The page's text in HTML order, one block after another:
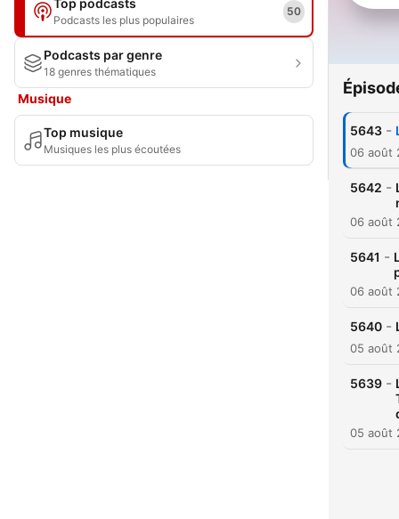
Top podcasts
Podcasts les plus populaires
50
Podcasts par genre
18 genres thématiques
Musique
Top musique
Musiques les plus écoutées
5643 -
06 août
5642 -
06 août
5641 -
06 août
5640 -
05 août
5639 -
05 août